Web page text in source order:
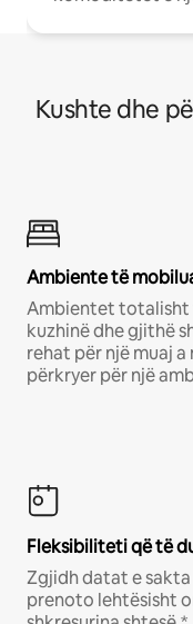
Kushte dhe
Ambiente të
Ambientet totalisht
kuzhinë dhe gjithë
rehat për një muaj
përkryer për një
Fleksibiliteti që të
Zgjidh datat e
prenoto lehtësisht